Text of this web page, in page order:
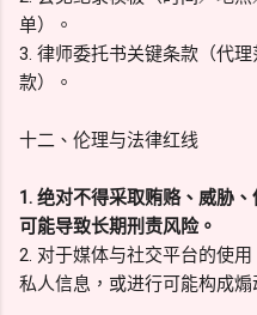
单）。
3. 律师委托书关键条款（代
款）。
十二、伦理与法律红线
1. 绝对不得采取贿赂、威胁
可能导致长期刑责风险。
2. 对于媒体与社交平台的使
私人信息，或进行可能构成